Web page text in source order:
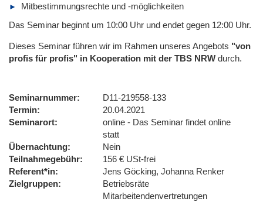
Mitbestimmungsrechte und -möglichkeiten
Das Seminar beginnt um 10:00 Uhr und endet gegen 12:00 Uhr.
Dieses Seminar führen wir im Rahmen unseres Angebots "von
profis für profis" in Kooperation mit der TBS NRW durch.
Seminarnummer
D11-219558-133
Termin
20.04.2021
Seminarort
online - Das Seminar findet online
statt
Übernachtung
Nein
Teilnahmegebühr
156 € USt-frei
Referent*in
Jens Göcking, Johanna Renker
Zielgruppen
Betriebsräte
Mitarbeitendenvertretungen